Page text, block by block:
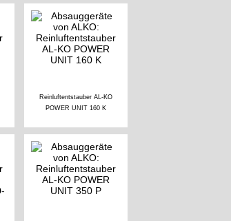
Reinluftentstauber AL-KO
POWER UNIT 160 K